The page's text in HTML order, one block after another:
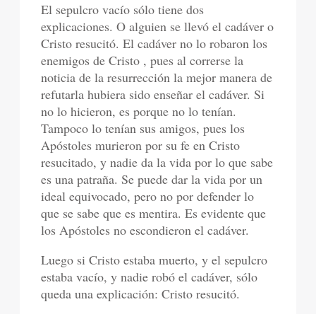
El sepulcro vacío sólo tiene dos
explicaciones. O alguien se llevó el cadáver o
Cristo resucitó. El cadáver no lo robaron los
enemigos de Cristo , pues al correrse la
noticia de la resurrección la mejor manera de
refutarla hubiera sido enseñar el cadáver. Si
no lo hicieron, es porque no lo tenían.
Tampoco lo tenían sus amigos, pues los
Apóstoles murieron por su fe en Cristo
resucitado, y nadie da la vida por lo que sabe
es una patraña. Se puede dar la vida por un
ideal equivocado, pero no por defender lo
que se sabe que es mentira. Es evidente que
los Apóstoles no escondieron el cadáver.
Luego si Cristo estaba muerto, y el sepulcro
estaba vacío, y nadie robó el cadáver, sólo
queda una explicación: Cristo resucitó.